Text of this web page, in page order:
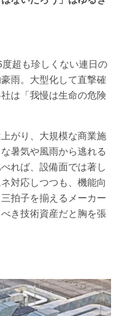
超も珍しくない連日の
雨。大型化して直撃確
は「我慢は生命の危険
がり、大規模な商業施
暑気や風雨から逃れる
れば、設備面では著し
対応しつつも、機能向
拍子を揃えるメーカー
き技術資産だと胸を張